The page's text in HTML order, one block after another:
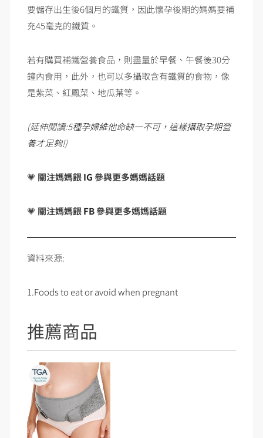
要儲存出生後6個月的鐵質，因此懷孕後期的媽媽要補
充45毫克的鐵質。
若有購買補鐵營養食品，則盡量於早餐、午餐後30分
鐘內食用，此外，也可以多攝取含有鐵質的食物，像
是紫菜、紅鳳菜、地瓜葉等。
(延伸閱讀:5種孕婦維他命缺一不可，這樣攝取孕期營
養才足夠!)
💗 關注媽媽餵IG參與更多媽媽話題
💗 關注媽媽餵FB參與更多媽媽話題
資料來源:
1.Foods to eat or avoid when pregnant
推薦商品